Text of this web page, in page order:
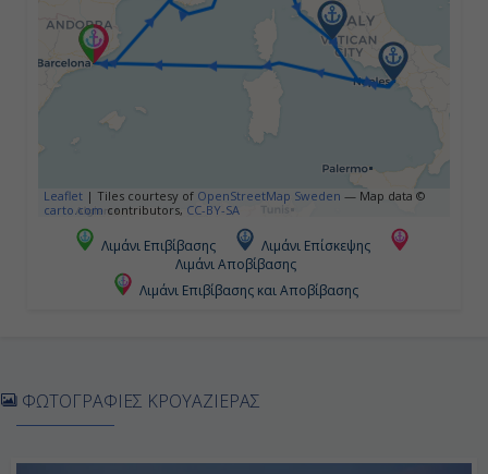
07:00
19:00
Ημέρα 5η
Τσιβιταβέκια - Ρώμη, Ιταλία
07:00
Νάπολη (Πομπηία & Κάπρι), Ιταλία
Leaflet | Tiles courtesy of OpenStreetMap Sweden — Map data ©
carto.com contributors, CC-BY-SA
Λιμάνι Επιβίβασης
Λιμάνι Επίσκεψης
Λιμάνι Αποβίβασης
Λιμάνι Επιβίβασης και Αποβίβασης
ΦΩΤΟΓΡΑΦΙΕΣ ΚΡΟΥΑΖΙΕΡΑΣ